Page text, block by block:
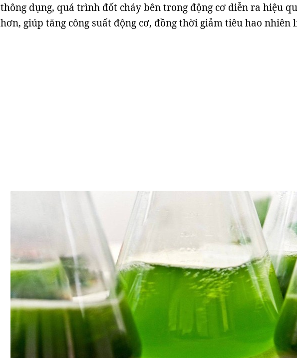
thông dụng, quá trình đốt cháy bên trong động cơ diễn ra hiệu
hơn, giúp tăng công suất động cơ, đồng thời giảm tiêu hao nhiên